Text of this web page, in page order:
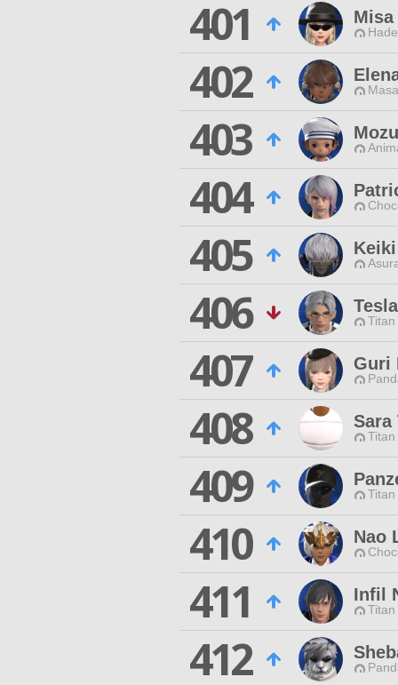
401
402
403
404
405
406
407 Guri
408 Sara
409
410 Nao
411 Infil
412